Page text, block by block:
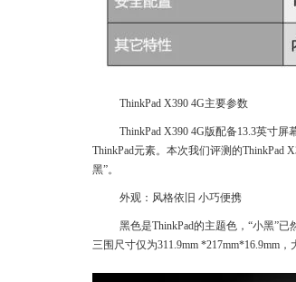
ThinkPad X390 4G主要参数
ThinkPad X390 4G版配备13.3英寸
ThinkPad元素。本次我们评测的ThinkPad
黑”。
外观：风格依旧 小巧便携
黑色是ThinkPad的主题色，“小黑”
三围尺寸仅为311.9mm *217mm*16.9mm，